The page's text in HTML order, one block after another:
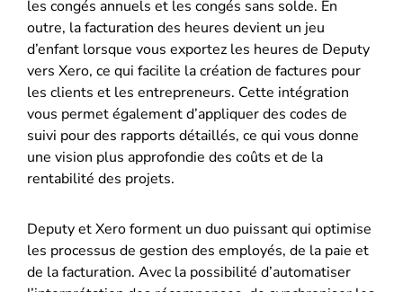
les congés annuels et les congés sans solde. En
outre, la facturation des heures devient un jeu
d’enfant lorsque vous exportez les heures de Deputy
vers Xero, ce qui facilite la création de factures pour
les clients et les entrepreneurs. Cette intégration
vous permet également d’appliquer des codes de
suivi pour des rapports détaillés, ce qui vous donne
une vision plus approfondie des coûts et de la
rentabilité des projets.
Deputy et Xero forment un duo puissant qui optimise
les processus de gestion des employés, de la paie et
de la facturation. Avec la possibilité d’automatiser